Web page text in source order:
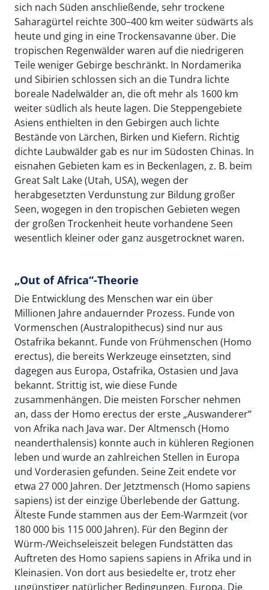
sich nach Süden anschließende, sehr trockene
Saharagürtel reichte 300–400 km weiter südwärts als
heute und ging in eine Trockensavanne über. Die
tropischen Regenwälder waren auf die niedrigeren
Teile weniger Gebirge beschränkt. In Nordamerika
und Sibirien schlossen sich an die Tundra lichte
boreale Nadelwälder an, die oft mehr als 1600 km
weiter südlich als heute lagen. Die Steppengebiete
Asiens enthielten in den Gebirgen auch lichte
Bestände von Lärchen, Birken und Kiefern. Richtig
dichte Laubwälder gab es nur im Südosten Chinas. In
eisnahen Gebieten kam es in Beckenlagen, z. B. beim
Great Salt Lake (Utah, USA), wegen der
herabgesetzten Verdunstung zur Bildung großer
Seen, wogegen in den tropischen Gebieten wegen
der großen Trockenheit heute vorhandene Seen
wesentlich kleiner oder ganz ausgetrocknet waren.
„Out of Africa“-Theorie
Die Entwicklung des Menschen war ein über
Millionen Jahre andauernder Prozess. Funde von
Vormenschen (Australopithecus) sind nur aus
Ostafrika bekannt. Funde von Frühmenschen (Homo
erectus), die bereits Werkzeuge einsetzten, sind
dagegen aus Europa, Ostafrika, Ostasien und Java
bekannt. Strittig ist, wie diese Funde
zusammenhängen. Die meisten Forscher nehmen
an, dass der Homo erectus der erste „Auswanderer“
von Afrika nach Java war. Der Altmensch (Homo
neanderthalensis) konnte auch in kühleren Regionen
leben und wurde an zahlreichen Stellen in Europa
und Vorderasien gefunden. Seine Zeit endete vor
etwa 27 000 Jahren. Der Jetztmensch (Homo sapiens
sapiens) ist der einzige Überlebende der Gattung.
Älteste Funde stammen aus der Eem-Warmzeit (vor
180 000 bis 115 000 Jahren). Für den Beginn der
Würm-/Weichseleiszeit belegen Fundstätten das
Auftreten des Homo sapiens sapiens in Afrika und in
Kleinasien. Von dort aus besiedelte er, trotz eher
ungünstiger natürlicher Bedingungen, Europa. Die